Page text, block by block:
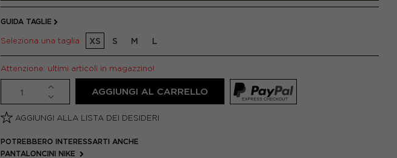
GUIDA TAGLIE
Seleziona una taglia XS S M L
Attenzione: ultimi articoli in magazzino!
AGGIUNGI AL CARRELLO
AGGIUNGI ALLA LISTA DEI DESIDERI
POTREBBERO INTERESSARTI ANCHE
PANTALONCINI NIKE